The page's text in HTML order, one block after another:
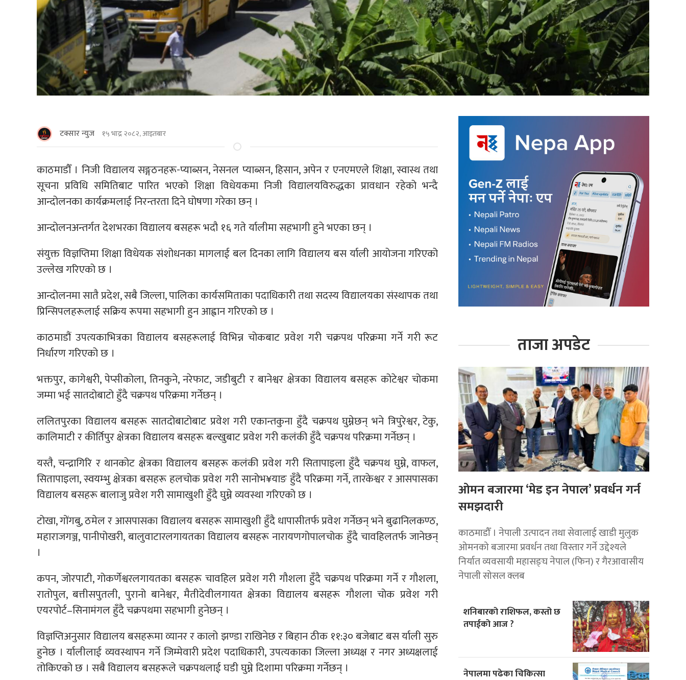
टक्सार न्युज १५ भाद्र २०८२, आइतबार
काठमाडौँ । निजी विद्यालय सङ्गठनहरू-प्याब्सन, नेसनल प्याब्सन, हिसान, अपेन र एनएमएले शिक्षा, स्वास्थ तथा
सूचना प्रविधि समितिबाट पारित भएको शिक्षा विधेयकमा निजी विद्यालयविरुद्धका प्रावधान रहेको भन्दै
आन्दोलनका कार्यक्रमलाई निरन्तरता दिने घोषणा गरेका छन् ।
आन्दोलनअन्तर्गत देशभरका विद्यालय बसहरू भदौ १६ गते र्यालीमा सहभागी हुने भएका छन् ।
संयुक्त विज्ञप्तिमा शिक्षा विधेयक संशोधनका मागलाई बल दिनका लागि विद्यालय बस र्याली आयोजना गरिएको
उल्लेख गरिएको छ ।
आन्दोलनमा सातै प्रदेश, सबै जिल्ला, पालिका कार्यसमिताका पदाधिकारी तथा सदस्य विद्यालयका संस्थापक तथा
प्रिन्सिपलहरूलाई सक्रिय रूपमा सहभागी हुन आह्वान गरिएको छ ।
काठमाडौं उपत्यकाभित्रका विद्यालय बसहरूलाई विभिन्न चोकबाट प्रवेश गरी चक्रपथ परिक्रमा गर्ने गरी रूट
निर्धारण गरिएको छ ।
भक्तपुर, कागेश्वरी, पेप्सीकोला, तिनकुने, नरेफाट, जडीबुटी र बानेश्वर क्षेत्रका विद्यालय बसहरू कोटेश्वर चोकमा
जम्मा भई सातदोबाटो हुँदै चक्रपथ परिक्रमा गर्नेछन् ।
ललितपुरका विद्यालय बसहरू सातदोबाटोबाट प्रवेश गरी एकान्तकुना हुँदै चक्रपथ घुम्नेछन् भने त्रिपुरेश्वर, टेकु,
कालिमाटी र कीर्तिपुर क्षेत्रका विद्यालय बसहरू बल्खुबाट प्रवेश गरी कलंकी हुँदै चक्रपथ परिक्रमा गर्नेछन् ।
यस्तै, चन्द्रागिरि र थानकोट क्षेत्रका विद्यालय बसहरू कलंकी प्रवेश गरी सितापाइला हुँदै चक्रपथ घुम्ने, वाफल,
सितापाइला, स्वयम्भु क्षेत्रका बसहरू हलचोक प्रवेश गरी सानोभ¥याङ हुँदै परिक्रमा गर्ने, तारकेश्वर र आसपासका
विद्यालय बसहरू बालाजु प्रवेश गरी सामाखुशी हुँदै घुम्ने व्यवस्था गरिएको छ ।
टोखा, गोंगबु, ठमेल र आसपासका विद्यालय बसहरू सामाखुशी हुँदै धापासीतर्फ प्रवेश गर्नेछन् भने बुढानिलकण्ठ,
महाराजगञ्ज, पानीपोखरी, बालुवाटारलगायतका विद्यालय बसहरू नारायणगोपालचोक हुँदै चावहिलतर्फ जानेछन्
।
कपन, जोरपाटी, गोकर्णेश्वरलगायतका बसहरू चावहिल प्रवेश गरी गौशला हुँदै चक्रपथ परिक्रमा गर्ने र गौशला,
रातोपुल, बत्तीसपुतली, पुरानो बानेश्वर, मैतीदेवीलगायत क्षेत्रका विद्यालय बसहरू गौशला चोक प्रवेश गरी
एयरपोर्ट–सिनामंगल हुँदै चक्रपथमा सहभागी हुनेछन् ।
विज्ञप्तिअनुसार विद्यालय बसहरूमा व्यानर र कालो झण्डा राखिनेछ र बिहान ठीक ११:३० बजेबाट बस र्याली सुरु
हुनेछ । र्यालीलाई व्यवस्थापन गर्ने जिम्मेवारी प्रदेश पदाधिकारी, उपत्यकाका जिल्ला अध्यक्ष र नगर अध्यक्षलाई
तोकिएको छ । सबै विद्यालय बसहरूले चक्रपथलाई घडी घुम्ने दिशामा परिक्रमा गर्नेछन् ।
ताजा अपडेट
ओमन बजारमा ‘मेड इन नेपाल’ प्रवर्धन गर्न
समझदारी
काठमाडौँ । नेपाली उत्पादन तथा सेवालाई खाडी मुलुक
ओमनको बजारमा प्रवर्धन तथा विस्तार गर्ने उद्देश्यले
निर्यात व्यवसायी महासङ्घ नेपाल (फिन) र गैरआवासीय
नेपाली सोसल क्लब
शनिबारको राशिफल, कस्तो छ
तपाईको आज ?
नेपालमा पढेका चिकित्सा